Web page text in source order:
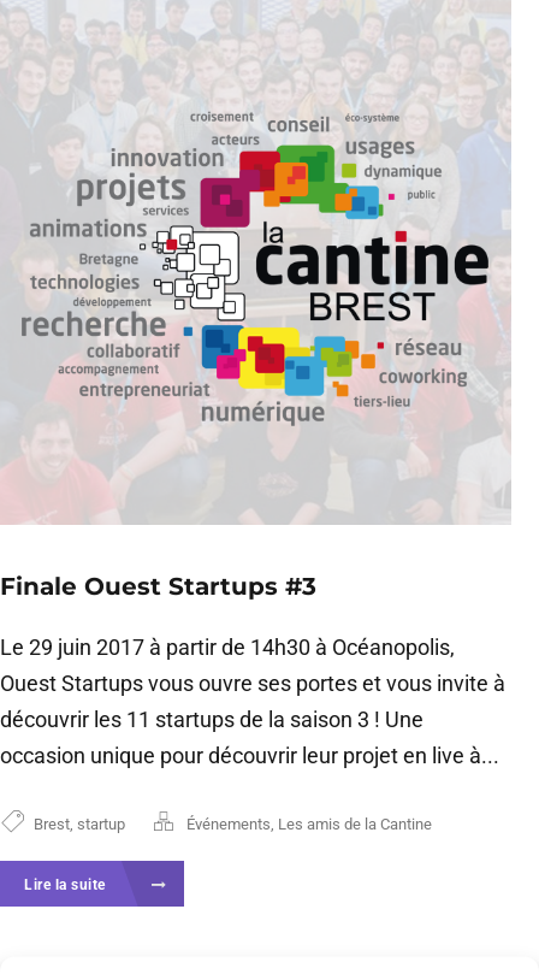
Finale Ouest Startups #3
Le 29 juin 2017 à partir de 14h30 à Océanopolis,
Ouest Startups vous ouvre ses portes et vous invite à
découvrir les 11 startups de la saison 3 ! Une
occasion unique pour découvrir leur projet en live à...
Brest startup Événements Les amis de la Cantine
Lire la suite